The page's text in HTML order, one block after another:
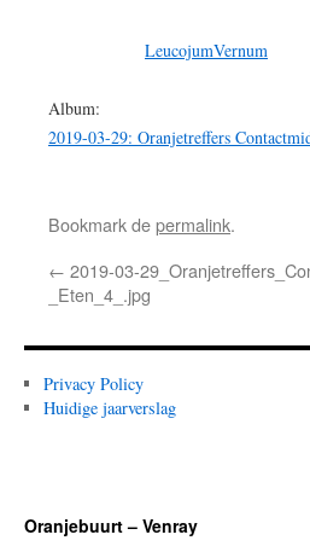
LeucojumVernum
Album:
2019-03-29: Oranjetreffers
Bookmark depermalink.
← 2019-03-
_Eten_4_.jpg
Privacy Policy
Huidige jaarverslag
Oranjebuurt – Venray